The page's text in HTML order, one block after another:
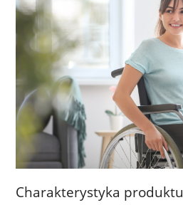
Charakterystyka produktu